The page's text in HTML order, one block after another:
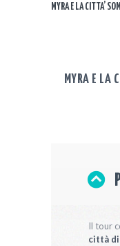
MYRA E LA CITTA’
CONTATTI
MYRA E LA
Il tour
città